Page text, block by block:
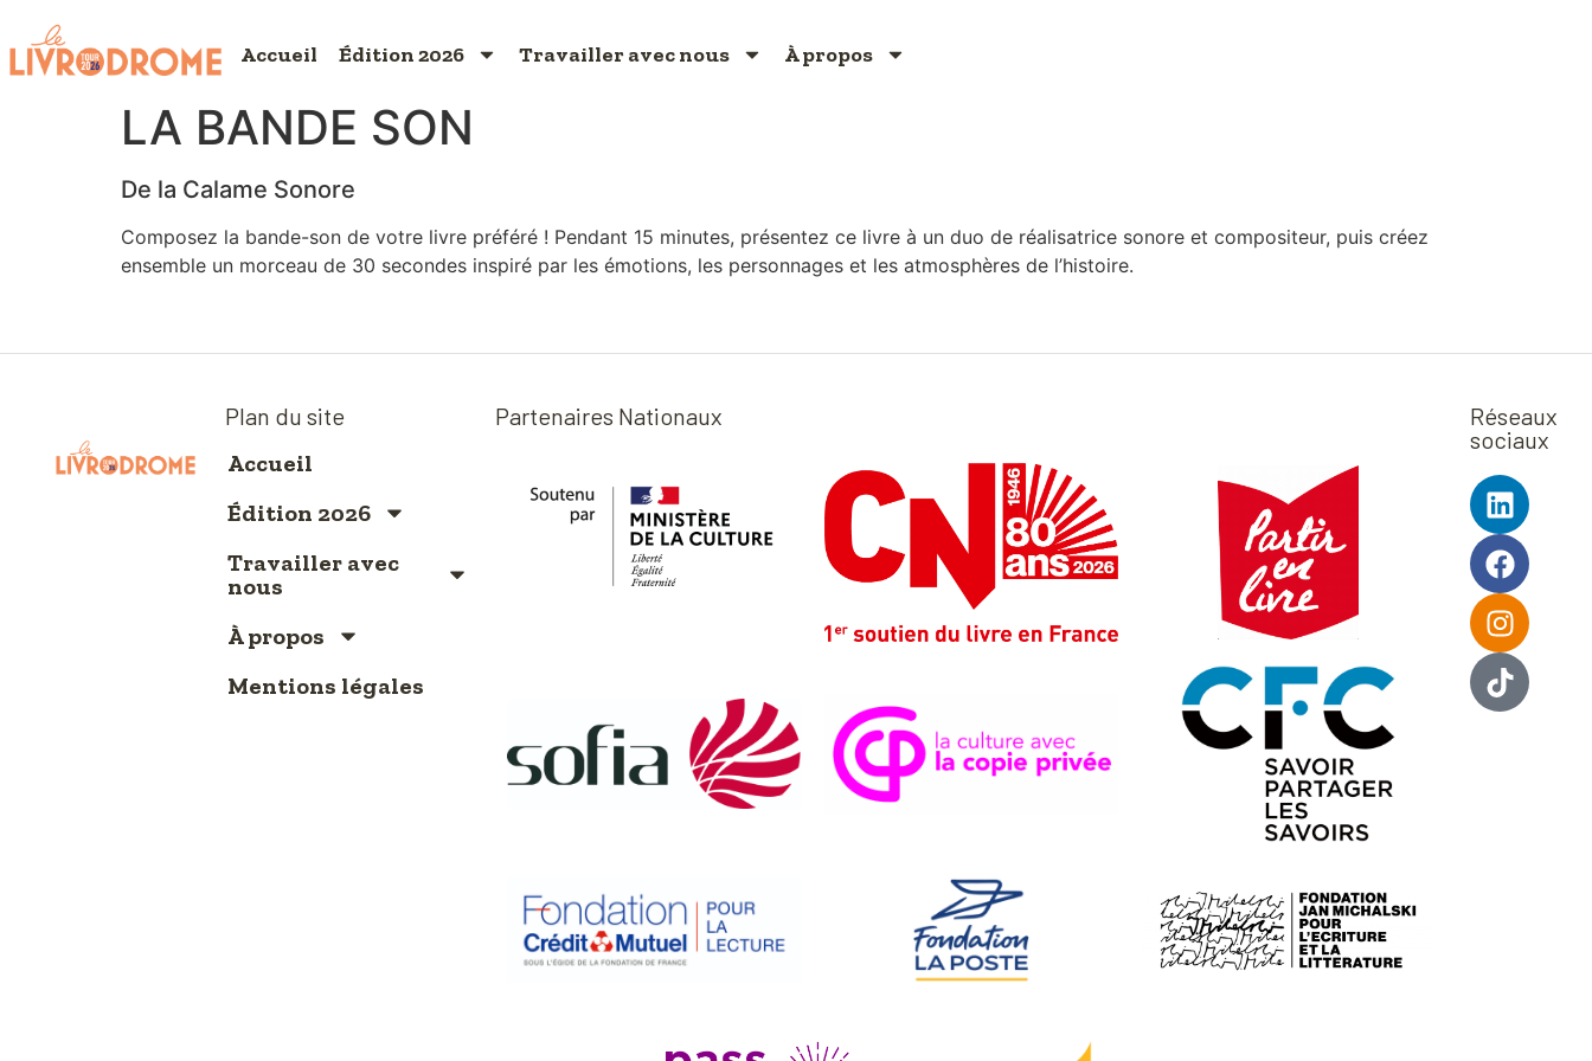
Accueil Édition 2026 Travailler avec nous À propos
LA BANDE SON
De la Calame Sonore
Composez la bande-son de votre livre préféré ! Pendant 15 minutes, présentez ce livre à un duo de réalisatrice sonore et compositeur, puis créez
ensemble un morceau de 30 secondes inspiré par les émotions, les personnages et les atmosphères de l’histoire.
Plan du site
Accueil
Édition 2026
Travailler avec
nous
À propos
Mentions légales
Partenaires Nationaux
Réseaux
sociaux